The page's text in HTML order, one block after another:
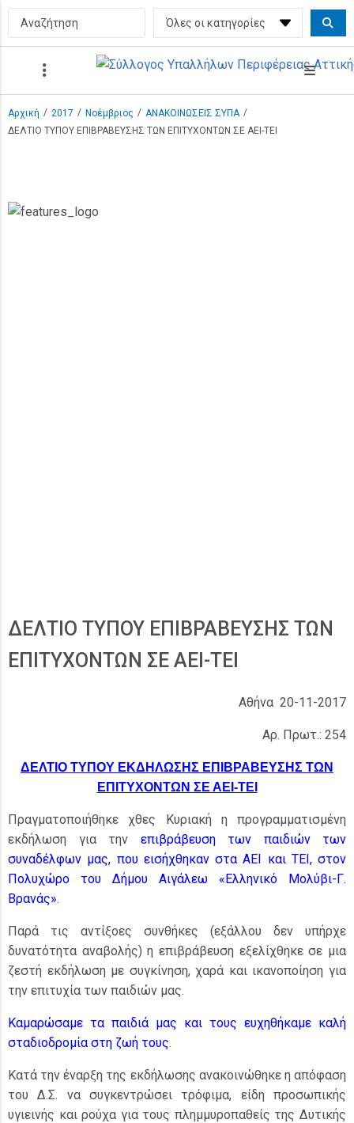
Αρχική / 2017 / Νοέμβριος / ΑΝΑΚΟΙΝΩΣΕΙΣ ΣΥΠΑ /
ΔΕΛΤΙΟ ΤΥΠΟΥ ΕΠΙΒΡΑΒΕΥΣΗΣ ΤΩΝ ΕΠΙΤΥΧΟΝΤΩΝ ΣΕ ΑΕΙ-ΤΕΙ
ΔΕΛΤΙΟ ΤΥΠΟΥ ΕΠΙΒΡΑΒΕΥΣΗΣ ΤΩΝ
ΕΠΙΤΥΧΟΝΤΩΝ ΣΕ ΑΕΙ-ΤΕΙ
Αθήνα 20-11-2017
Αρ. Πρωτ.: 254
ΔΕΛΤΙΟ ΤΥΠΟΥ ΕΚΔΗΛΩΣΗΣ ΕΠΙΒΡΑΒΕΥΣΗΣ ΤΩΝ
ΕΠΙΤΥΧΟΝΤΩΝ ΣΕ ΑΕΙ-ΤΕΙ
Πραγματοποιήθηκε χθες Κυριακή η προγραμματισμένη
εκδήλωση για την επιβράβευση των παιδιών των
συναδέλφων μας, που εισήχθηκαν στα ΑΕΙ και ΤΕΙ, στον
Πολυχώρο του Δήμου Αιγάλεω «Ελληνικό Μολύβι-Γ.
Βρανάς».
Παρά τις αντίξοες συνθήκες (εξάλλου δεν υπήρχε
δυνατότητα αναβολής) η επιβράβευση εξελίχθηκε σε μια
ζεστή εκδήλωση με συγκίνηση, χαρά και ικανοποίηση για
την επιτυχία των παιδιών μας.
Καμαρώσαμε τα παιδιά μας και τους ευχηθήκαμε καλή
σταδιοδρομία στη ζωή τους.
Κατά την έναρξη της εκδήλωσης ανακοινώθηκε η απόφαση
του Δ.Σ. να συγκεντρώσει τρόφιμα, είδη προσωπικής
υγιεινής και ρούχα για τους πλημμυροπαθείς της Δυτικής